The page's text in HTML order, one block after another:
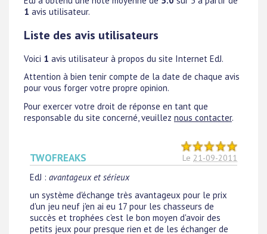
1 avis utilisateur.
Liste des avis utilisateurs
Voici 1 avis utilisateur à propos du site Internet EdJ.
Attention à bien tenir compte de la date de chaque avis
pour vous forger votre propre opinion.
Pour exercer votre droit de réponse en tant que
responsable du site concerné, veuillez nous contacter.
TWOFREAKS Le 21-09-2011
EdJ : avantageux et sérieux
un système d'échange très avantageux pour le prix
d'un jeu neuf j'en ai eu 17 pour les chasseurs de
succès et trophées c'est le bon moyen d'avoir des
petits jeux pour presque rien et de les échanger de